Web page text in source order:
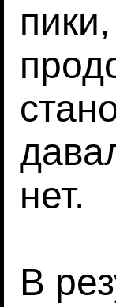
нет.
В